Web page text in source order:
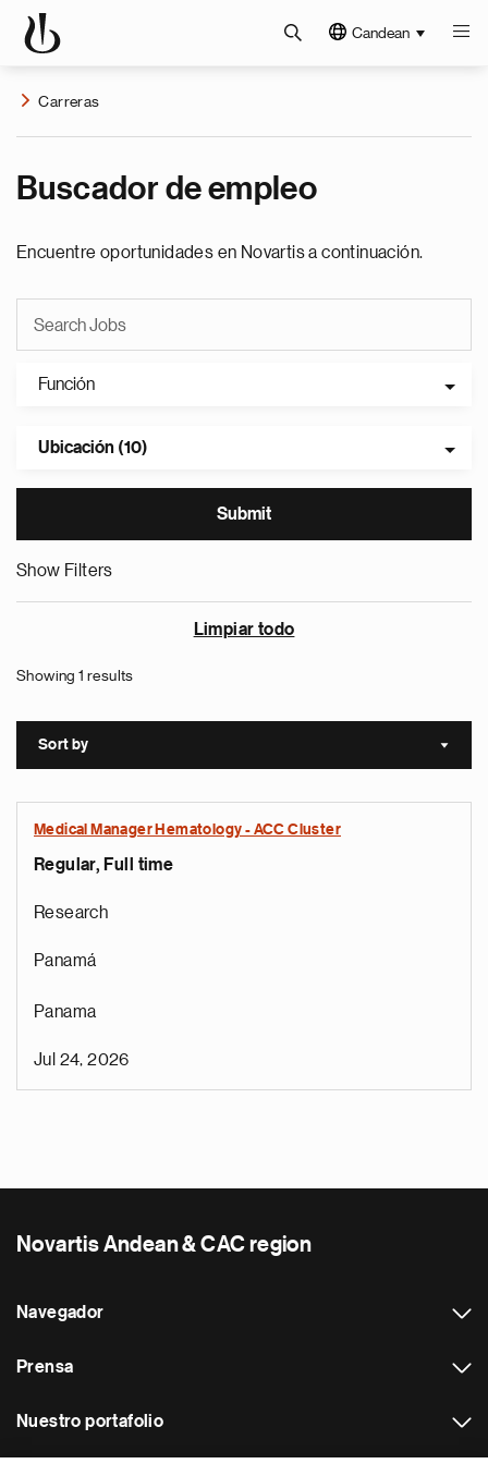
Candean
Carreras
Buscador de empleo
Encuentre oportunidades en Novartis a continuación.
Función
Ubicación (10)
Show Filters
Limpiar todo
Showing 1 results
Sort by Sort
Medical Manager Hematology - ACC Cluster
Regular, Full time
Research
Panamá
Panama
Jul 24, 2026
Novartis Andean & CAC region
Navegador
Prensa
Nuestro portafolio